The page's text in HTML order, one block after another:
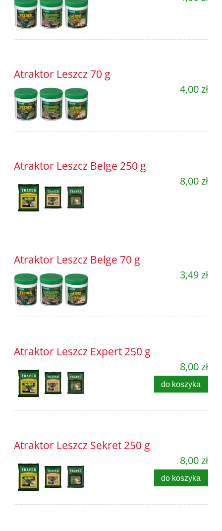
Atraktor Leszcz 70 g
4,00 zł
Atraktor Leszcz Belge 250 g
8,00 zł
Atraktor Leszcz Belge 70 g
3,49 zł
Atraktor Leszcz Expert 250 g
8,00 zł
do koszyka
Atraktor Leszcz Sekret 250 g
8,00 zł
do koszyka